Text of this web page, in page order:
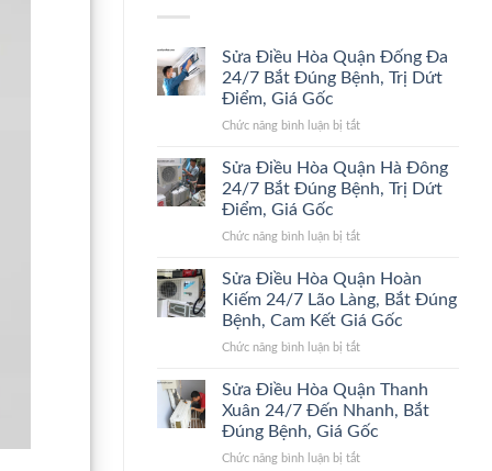
Sửa Điều Hòa Quận Đống Đa
24/7 Bắt Đúng Bệnh, Trị Dứt
Điểm, Giá Gốc
Chức năng bình luận bị tắtở
Điều
Hòa
Quận
Đa
Bắt
Đúng
Bệnh,
Dứt
Giá
Gốc
Sửa Điều Hòa Quận Hà Đông
24/7 Bắt Đúng Bệnh, Trị Dứt
Điểm, Giá Gốc
Chức năng bình luận bị tắtở
Điều
Quận
Hà
Đông
Bắt
Đúng
Bệnh,
Dứt
Sửa Điều Hòa Quận Hoàn
Kiếm 24/7 Lão Làng, Bắt Đúng
Bệnh, Cam Kết Giá Gốc
Chức năng bình luận bị tắtở
Điều
Quận
Hoàn
Kiếm
Sửa Điều Hòa Quận Thanh
Xuân 24/7 Đến Nhanh, Bắt
Đúng Bệnh, Giá Gốc
Chức năng bình luận bị tắtở